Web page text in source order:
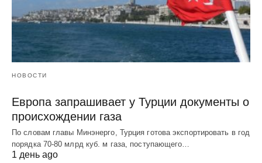
НОВОСТИ
Европа запрашивает у Турции документы о
происхождении газа
По словам главы Минэнерго, Турция готова экспортировать в год
порядка 70-80 млрд куб. м газа, поступающего…
1 день ago